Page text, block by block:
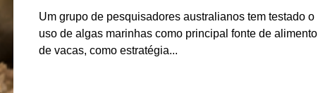
Um grupo de pesquisadores australianos tem testado o
uso de algas marinhas como principal fonte de alimento
de vacas, como estratégia...